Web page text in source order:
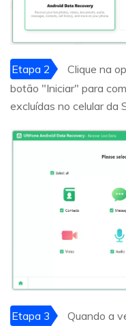
Etapa 2
Clique na
botão "Iniciar" para
excluídas no celular da
Etapa 3
Quando a